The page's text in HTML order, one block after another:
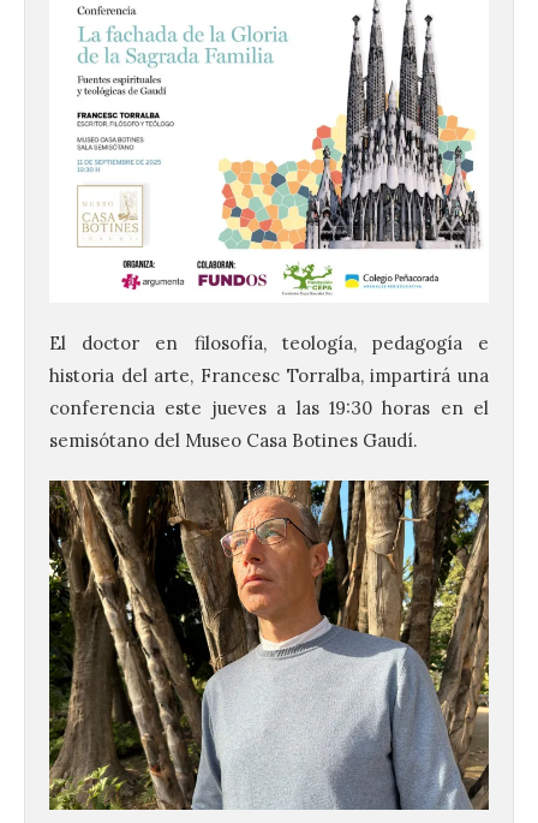
El doctor en filosofía, teología, pedagogía e
historia del arte, Francesc Torralba, impartirá una
conferencia este jueves a las 19:30 horas en el
semisótano del Museo Casa Botines Gaudí.
UPL insta a la Junta a
actuar para salvar el